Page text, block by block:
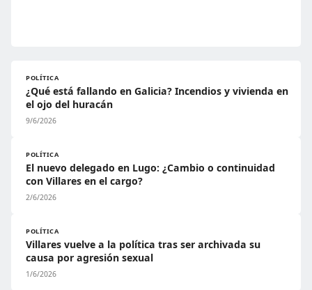
POLÍTICA
¿Qué está fallando en Galicia? Incendios y vivienda en
el ojo del huracán
9/6/2026
POLÍTICA
El nuevo delegado en Lugo: ¿Cambio o continuidad
con Villares en el cargo?
2/6/2026
POLÍTICA
Villares vuelve a la política tras ser archivada su
causa por agresión sexual
1/6/2026